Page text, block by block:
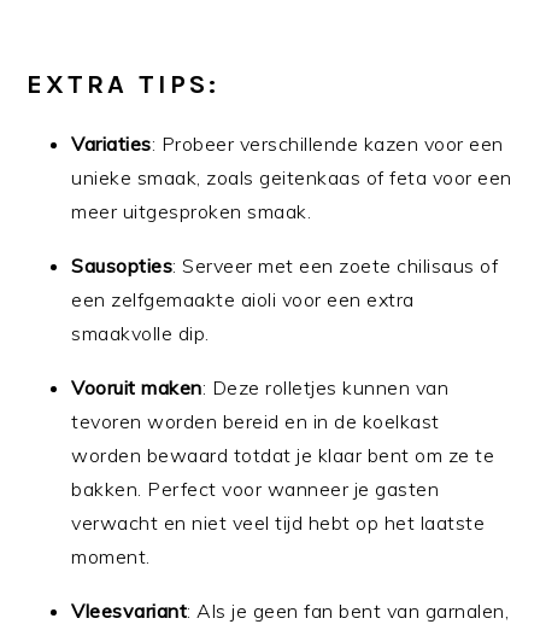
EXTRA TIPS:
Variaties: Probeer verschillende kazen voor een
unieke smaak, zoals geitenkaas of feta voor een
meer uitgesproken smaak.
Sausopties: Serveer met een zoete chilisaus of
een zelfgemaakte aioli voor een extra
smaakvolle dip.
Vooruit maken: Deze rolletjes kunnen van
tevoren worden bereid en in de koelkast
worden bewaard totdat je klaar bent om ze te
bakken. Perfect voor wanneer je gasten
verwacht en niet veel tijd hebt op het laatste
moment.
Vleesvariant: Als je geen fan bent van garnalen,